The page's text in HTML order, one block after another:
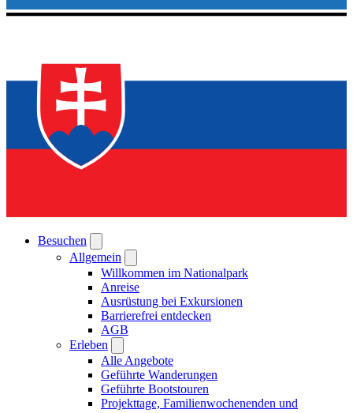
Besuchen
Allgemein
Willkommen im Nationalpark
Anreise
Ausrüstung bei Exkursionen
Barrierefrei entdecken
AGB
Erleben
Alle Angebote
Geführte Wanderungen
Geführte Bootstouren
Projekttage, Familienwochenenden und